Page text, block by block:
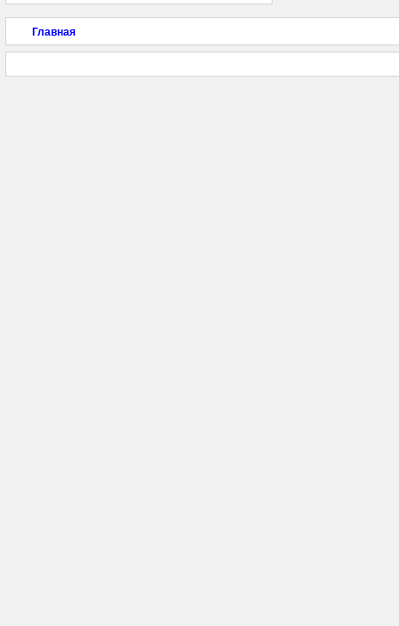
Главная